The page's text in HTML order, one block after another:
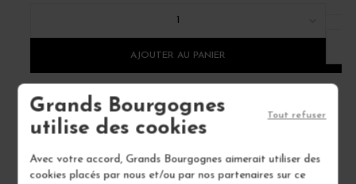
Grands Bourgognes
utilise des cookies
Avec votre accord, Grands Bourgognes aimerait utiliser des
cookies placés par nous et/ou par nos partenaires sur ce
Tout refuser
AJOUTER AU PANIER